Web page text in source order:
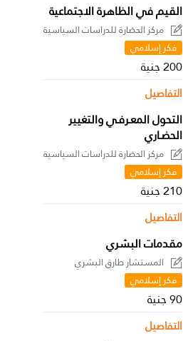
القيم في الظاهرة الاجتماعية
مركز الحضارة للدراسات السياسية
فكر إسلامي
200 جنية
التفاصيل
التحول المعـرفـي والتغيير
الحضـاري
مركز الحضارة للدراسات السياسية
فكر إسلامي
210 جنية
التفاصيل
مقدمات البشري
المستشار طارق البشري
فكر إسلامي
90 جنية
التفاصيل